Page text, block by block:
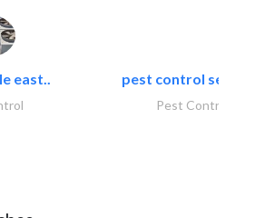
east.. pest control
Pest Control